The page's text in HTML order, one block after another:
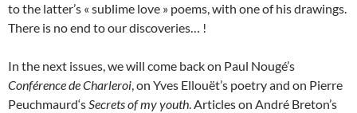
to the latter’s « sublime love » poems, with one of his drawings.
There is no end to our discoveries… !
In the next issues, we will come back on Paul Nougé’s
Conférence de Charleroi, on Yves Ellouët’s poetry and on Pierre
Peuchmaurd‘sSecrets of my youth. Articles on André Breton’s